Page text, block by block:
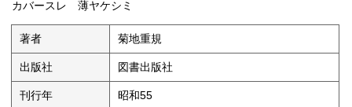
カバースレ 薄ヤケシミ
著者 菊地重規
出版社 図書出版社
刊行年 昭和55